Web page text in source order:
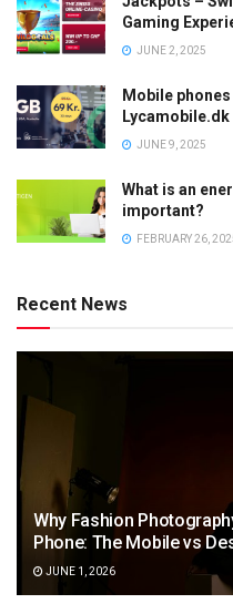
Gaming
JUNE 2, 2025
Mobile
JUNE 9, 2025
What is an
important?
FEBRUARY 26,
Recent News
Why Fashion
Phone: The Mobile vs
JUNE 1, 2026